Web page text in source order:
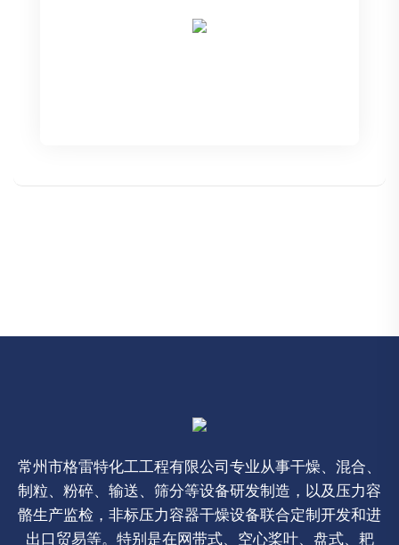
常州市格雷特化工工程有限公司专业从事干燥、混合、
制粒、粉碎、输送、筛分等设备研发制造，以及压力容
骼生产监检，非标压力容器干燥设备联合定制开发和进
出口贸易等。特别是在网带式、空心桨叶、盘式、耙